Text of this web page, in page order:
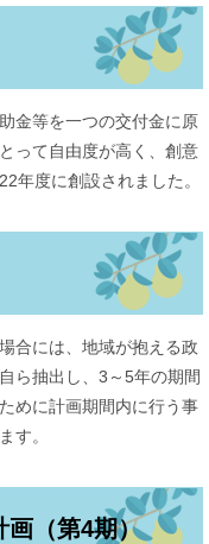
金等を一つの交付金に原
って自由度が高く、創意
年度に創設されました。
合には、地域が抱える政
ら抽出し、3～5年の期間
めに計画期間内に行う事
す。
画（第4期）